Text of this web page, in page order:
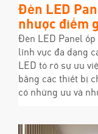
Đèn LED
nhược điểm
Đèn LED Panel
lĩnh vực đa dạng
LED tỏ rõ sự ưu
bằng các thiết bị
có những ưu và